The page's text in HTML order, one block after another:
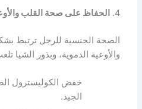
4. الحفاظ على صحة القلب
الصحة الجنسية للرجل ترتبط
والأوعية الدموية، وبذور الشيا
خفض الكوليسترول
الجيد.